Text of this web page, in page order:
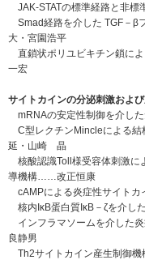
JAK-STATの標準経路と非
Smad経路を介した TGF－β
大・宮園浩平
直鎖状ポリユビキチン鎖に
一宏
サイトカインの分泌刺激およ
mRNAの安定性制御を介し
C型レクチンMincleによる
延・山崎 晶
核酸認識Toll様受容体刺激に
導機構……改正恒康
cAMPによる炎症性サイト
核内IκB蛋白質IκB－ζを介し
インフラマソームを介した
良静男
Th2サイトカイン産生制御